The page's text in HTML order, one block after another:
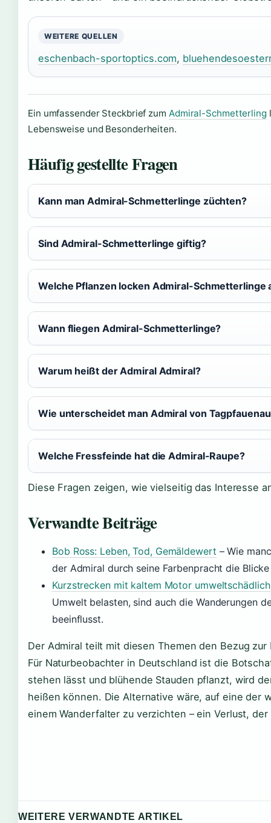
WEITERE QUELLEN
eschenbach-sportoptics.com,
Ein umfassender Steckbrief zum Admiral-Schmetterling
Lebensweise und Besonderheiten.
Häufig gestellte Fragen
Kann man Admiral-Schmetterlinge züchten?
Sind Admiral-Schmetterlinge giftig?
Welche Pflanzen locken Admiral-Schmetterlinge
Wann fliegen Admiral-Schmetterlinge?
Warum heißt der Admiral Admiral?
Wie unterscheidet man Admiral von
Welche Fressfeinde hat die Admiral-Raupe?
Diese Fragen zeigen, wie vielseitig das Interesse
Verwandte Beiträge
Bob Ross: Leben, Tod, Gemäldewert – Wie
der Admiral durch seine Farbenpracht die
Kurzstrecken mit kaltem Motor umweltschädlich
Umwelt belasten, sind auch die Wanderungen
beeinflusst.
Der Admiral teilt mit diesen Themen den Bezug zur
Für Naturbeobachter in Deutschland ist die
stehen lässt und blühende Stauden pflanzt, wird
heißen können. Die Alternative wäre, auf eine der
einem Wanderfalter zu verzichten – ein Verlust,
WEITERE VERWANDTE ARTIKEL